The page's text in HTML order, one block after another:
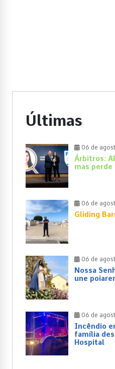
Últimas
06 de
Árbitros:
mas
06 de
Gliding
06 de
Nossa
une
06 de
Incêndio
família
Hospital